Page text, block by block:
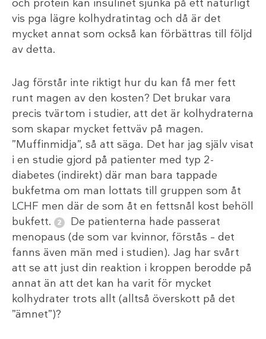
och protein kan insulinet sjunka på ett naturligt
vis pga lägre kolhydratintag och då är det
mycket annat som också kan förbättras till följd
av detta.
Jag förstår inte riktigt hur du kan få mer fett
runt magen av den kosten? Det brukar vara
precis tvärtom i studier, att det är kolhydraterna
som skapar mycket fettväv på magen.
”Muffinmidja”, så att säga. Det har jag själv visat
i en studie gjord på patienter med typ 2-
diabetes (indirekt) där man bara tappade
bukfetma om man lottats till gruppen som åt
LCHF men där de som åt en fettsnål kost behöll
bukfett.
De patienterna hade passerat
menopaus (de som var kvinnor, förstås – det
fanns även män med i studien). Jag har svårt
att se att just din reaktion i kroppen berodde på
annat än att det kan ha varit för mycket
kolhydrater trots allt (alltså överskott på det
”ämnet”)?